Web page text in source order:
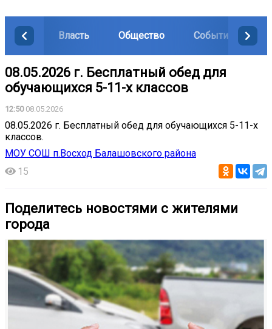
Власть Общество События
08.05.2026 г. Бесплатный обед для
обучающихся 5-11-х классов
12:5008.05.2026
08.05.2026 г. Бесплатный обед для обучающихся 5-11-х
классов.
МОУ СОШ п.Восход Балашовского района
15
Поделитесь новостями с жителями
города